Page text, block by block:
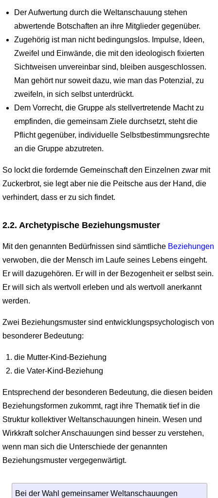
Der Aufwertung durch die Weltanschauung stehen
abwertende Botschaften an ihre Mitglieder gegenüber.
Zugehörig ist man nicht bedingungslos. Impulse, Ideen,
Zweifel und Einwände, die mit den ideologisch fixierten
Sichtweisen unvereinbar sind, bleiben ausgeschlossen.
Man gehört nur soweit dazu, wie man das Potenzial, zu
zweifeln, in sich selbst unterdrückt.
Dem Vorrecht, die Gruppe als stellvertretende Macht zu
empfinden, die gemeinsam Ziele durchsetzt, steht die
Pflicht gegenüber, individuelle Selbstbestimmungsrechte
an die Gruppe abzutreten.
So lockt die fordernde Gemeinschaft den Einzelnen zwar mit
Zuckerbrot, sie legt aber nie die Peitsche aus der Hand, die
verhindert, dass er zu sich findet.
2.2. Archetypische Beziehungsmuster
Mit den genannten Bedürfnissen sind sämtliche Beziehungen
verwoben, die der Mensch im Laufe seines Lebens eingeht.
Er will dazugehören. Er will in der Bezogenheit er selbst sein.
Er will sich als wertvoll erleben und als wertvoll anerkannt
werden.
Zwei Beziehungsmuster sind entwicklungspsychologisch von
besonderer Bedeutung:
die Mutter-Kind-Beziehung
die Vater-Kind-Beziehung
Entsprechend der besonderen Bedeutung, die diesen beiden
Beziehungsformen zukommt, ragt ihre Thematik tief in die
Struktur kollektiver Weltanschauungen hinein. Wesen und
Wirkkraft solcher Anschauungen sind besser zu verstehen,
wenn man sich die Unterschiede der genannten
Beziehungsmuster vergegenwärtigt.
Bei der Wahl gemeinsamer Weltanschau­ungen